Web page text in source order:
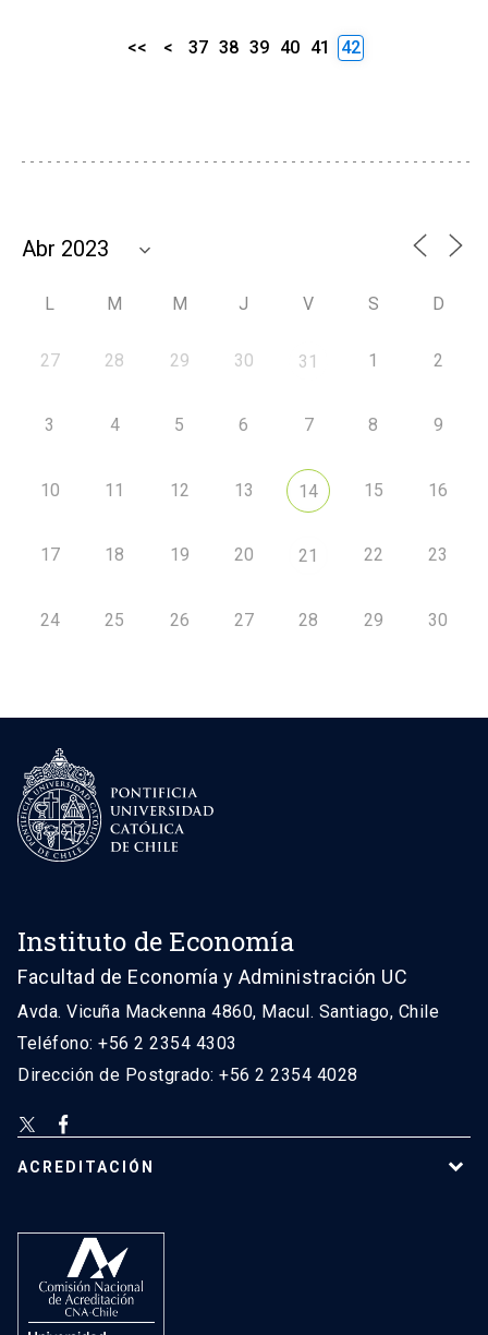
<< < 37 38 39 40 41 42
L M M J V S D
27 28 29 30 31 1 2
3 4 5 6 7 8 9
10 11 12 13 14 15 16
17 18 19 20 21 22 23
24 25 26 27 28 29 30
Instituto de Economía
Facultad de Economía y Administración UC
Avda. Vicuña Mackenna 4860, Macul. Santiago, Chile
Teléfono: +56 2 2354 4303
Dirección de Postgrado: +56 2 2354 4028
ACREDITACIÓN